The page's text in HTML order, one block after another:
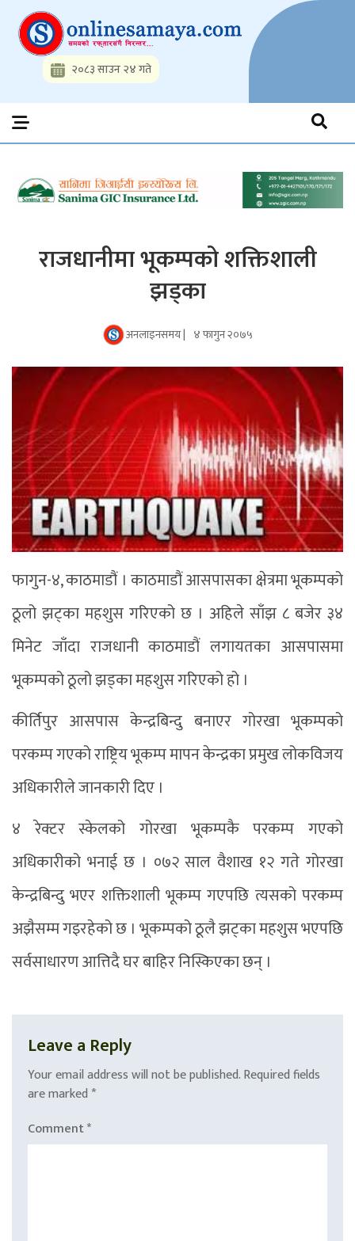
content
Onlinesamaya.com
Nepal News Portal, Business, Hot News, Interview, Opinions,
Politics, Science, Technology, Social, Media, Sports, Youth, Model
Watch, Movies
२०८३ साउन २४ गते
राजधानीमा भूकम्पको शक्तिशाली
झड्का
अनलाइनसमय | ४ फागुन २०७५
फागुन-४, काठमाडौं । काठमाडौं आसपासका क्षेत्रमा भूकम्पको
ठूलो झट्का महशुस गरिएको छ । अहिले साँझ ८ बजेर ३४
मिनेट जाँदा राजधानी काठमाडौं लगायतका आसपासमा
भूकम्पको ठूलो झड्का महशुस गरिएको हो ।
कीर्तिपुर आसपास केन्द्रबिन्दु बनाएर गोरखा भूकम्पको
परकम्प गएको राष्ट्रिय भूकम्प मापन केन्द्रका प्रमुख लोकविजय
अधिकारीले जानकारी दिए ।
४ रेक्टर स्केलको गोरखा भूकम्पकै परकम्प गएको
अधिकारीको भनाई छ । ०७२ साल वैशाख १२ गते गोरखा
केन्द्रबिन्दु भएर शक्तिशाली भूकम्प गएपछि त्यसको परकम्प
अझैसम्म गइरहेको छ । भूकम्पको ठूलै झट्का महशुस भएपछि
सर्वसाधारण आत्तिदै घर बाहिर निस्किएका छन् ।
Leave a Reply
Your email address will not be published.Required fields
are marked *
Comment*